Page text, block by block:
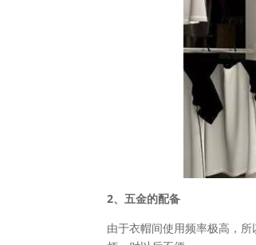
2、五金的配备
由于衣帽间使用频率极高，